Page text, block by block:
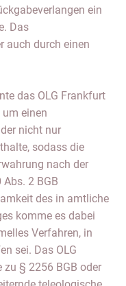
ein
Das
auch durch einen
das OLG Frankfurt
einen
nicht nur
sodass die
nach der
2 BGB
des in amtliche
komme es dabei
Verfahren, in
sei. Das OLG
§ 2256 BGB oder